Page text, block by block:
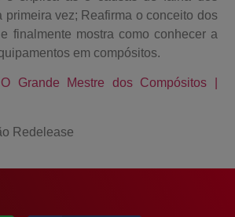
primeira vez; Reafirma o conceito dos
finalmente mostra como conhecer a
em compósitos.
Grande Mestre dos Compósitos |
Redelease